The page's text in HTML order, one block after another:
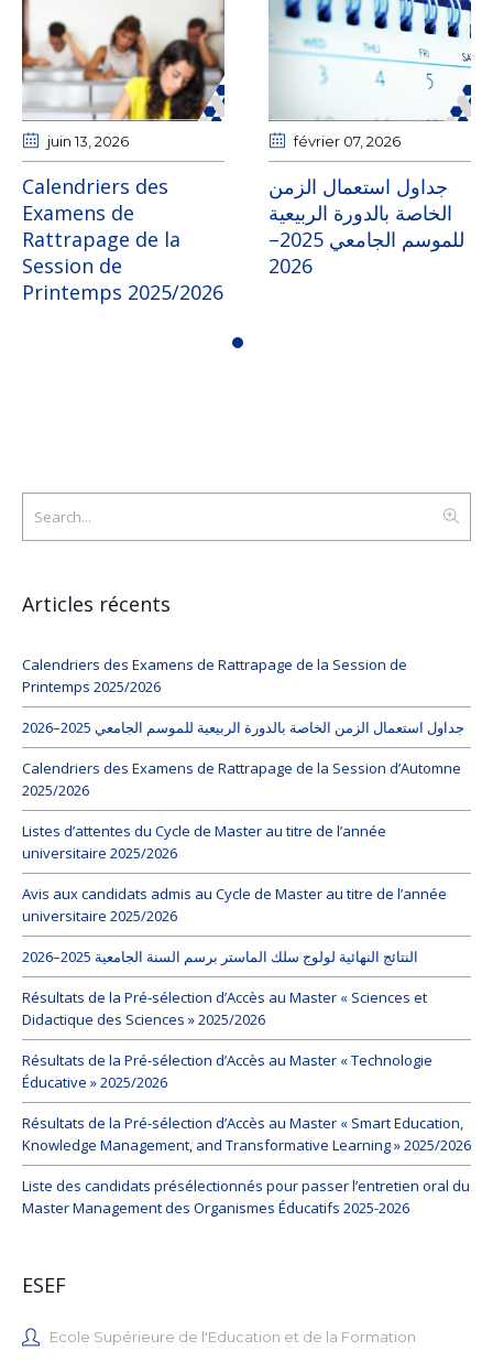
juin 13 , 2026
Calendriers des
Examens de
Rattrapage de la
Session de
Printemps 2025/2026
février 07, 2026
جداول استعمال الزمن
الخاصة بالدورة الربيعية
للموسم الجامعي 2025–
2026
Articles récents
Calendriers des Examens de Rattrapage de la Session de
Printemps 2025/2026
جداول استعمال الزمن الخاصة بالدورة الربيعية للموسم الجامعي 2025–2026
Calendriers des Examens de Rattrapage de la Session d’Automne
2025/2026
Listes d’attentes du Cycle de Master au titre de l’année
universitaire 2025/2026
Avis aux candidats admis au Cycle de Master au titre de l’année
universitaire 2025/2026
النتائج النهائية لولوج سلك الماستر برسم السنة الجامعية 2025–2026
Résultats de la Pré-sélection d’Accès au Master « Sciences et
Didactique des Sciences » 2025/2026
Résultats de la Pré-sélection d’Accès au Master « Technologie
Éducative » 2025/2026
Résultats de la Pré-sélection d’Accès au Master « Smart Education,
Knowledge Management, and Transformative Learning » 2025/2026
Liste des candidats présélectionnés pour passer l’entretien oral du
Master Management des Organismes Éducatifs 2025-2026
ESEF
Ecole Supérieure de l'Education et de la Formation